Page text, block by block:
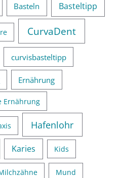
Basteln Basteltipp
CurvaDent
curvisbasteltipp
Ernährung
Ernährung
Hafenlohr
Karies Kids
Mund